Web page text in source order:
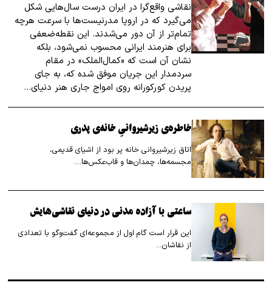
نقاشی واقع‌گرا در ایران درست سال‌هایی شکل
می‌گیرد که در اروپا مدرنیست‌ها با سرعت هرچه
تمام‌تر از آن دور می‌شدند. این نقطه‌ضعفی
برای هنرمند ایرانی محسوب نمی‌شود، بلکه
نشان آن است که «کمال‌الملک» در مقام
سردمدار این جریان موفق شده که، به جای
پریدن کورکورانه روی امواج جاری هنر دنیای…
خاطره‌ی زیرشیروانیِ خانه‌ی پدری
اتاق زیرشیروانی‌ خانه پر بود از اشیای قدیمی،
مجسمه‌ها، چمدان‌ها و قاب‌عکس‌ها.…
ساعتی با آزاده مدنی در دنیای نقاشی‌هایش
این قرار است گام اول از مجموعه‌ای گفت‌وگو با تعدادی
از نقاشان…